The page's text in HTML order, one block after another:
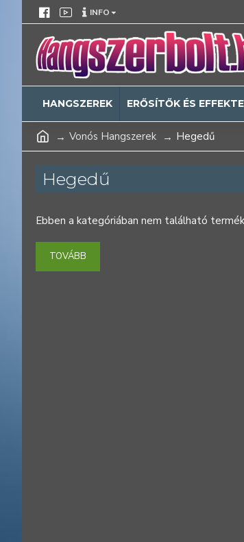
INFO
HANGSZEREK ERŐSÍTŐK ÉS
Vonós Hangszerek Hegedű
Hegedű
Ebben a kategóriában nem található
TOVÁBB